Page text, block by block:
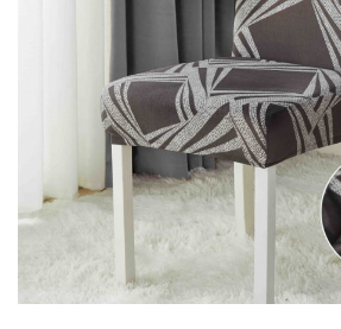
Huse de protecție
Huse de protectie pat finet
Huse de protecție scaun
Prosoape de baie
Electrocasnice
Cântare electronice
Produse de cult religios